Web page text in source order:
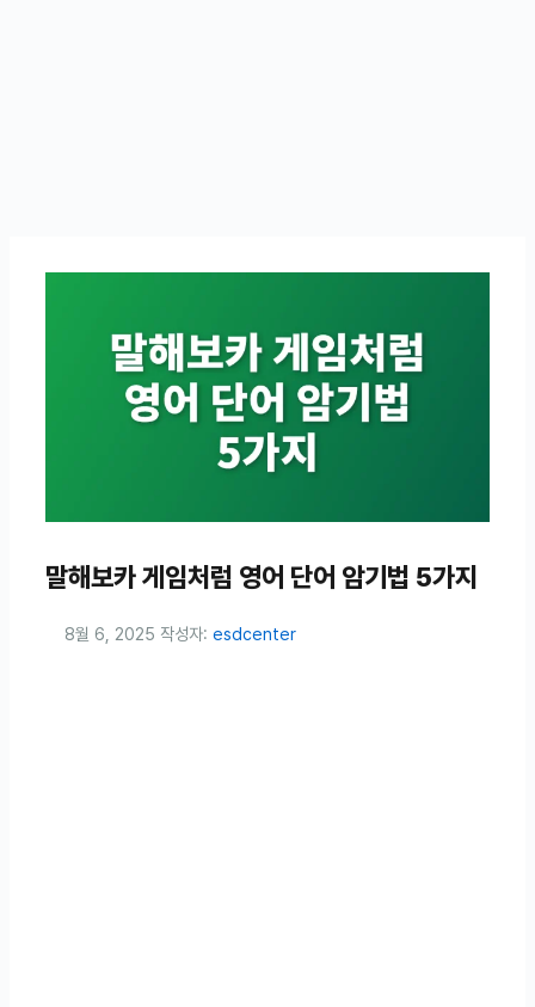
말해보카 게임처럼 영어 단어 암기법 5가지
8월 6, 2025 작성자: esdcenter